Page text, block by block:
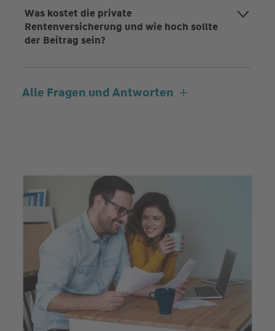
Was kostet die private
Rentenversicherung und wie hoch sollte
der Beitrag sein?
Alle Fragen und Antworten